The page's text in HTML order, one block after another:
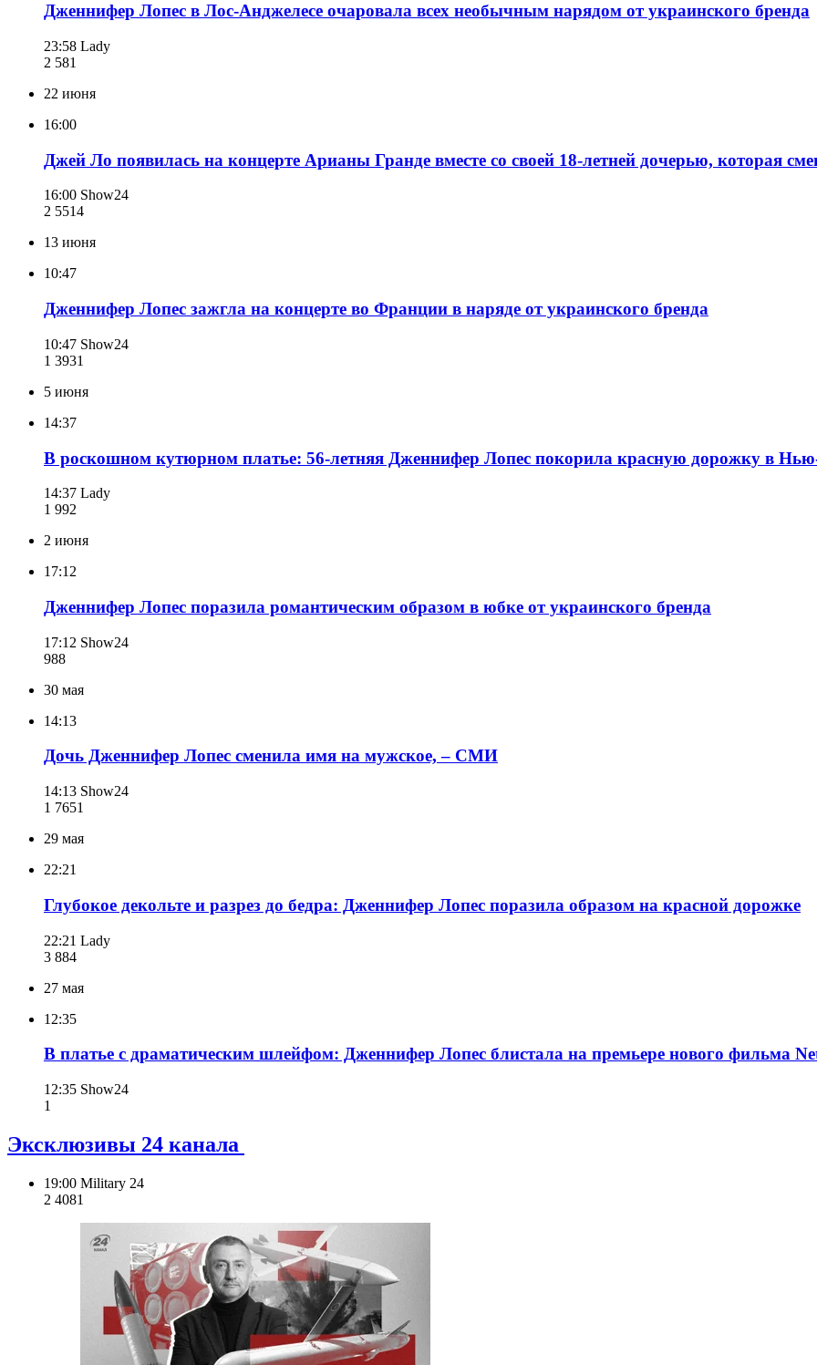
Дженнифер Лопес в Лос-Анджелесе очаровала всех необычным нарядом от украинского бренда
23:58 Lady
2 581
22 июня
16:00
Джей Ло появилась на концерте Арианы Гранде вместе со своей 18-летней дочерью, которая
16:00 Show24
2 5514
13 июня
10:47
Дженнифер Лопес зажгла на концерте во Франции в наряде от украинского бренда
10:47 Show24
1 3931
5 июня
14:37
В роскошном кутюрном платье: 56-летняя Дженнифер Лопес покорила красную дорожку в
14:37 Lady
1 992
2 июня
17:12
Дженнифер Лопес поразила романтическим образом в юбке от украинского бренда
17:12 Show24
988
30 мая
14:13
Дочь Дженнифер Лопес сменила имя на мужское, – СМИ
14:13 Show24
1 7651
29 мая
22:21
Глубокое декольте и разрез до бедра: Дженнифер Лопес поразила образом на красной дорожке
22:21 Lady
3 884
27 мая
12:35
В платье с драматическим шлейфом: Дженнифер Лопес блистала на премьере нового фильма
12:35 Show24
1
Эксклюзивы 24 канала
19:00 Military 24
2 4081